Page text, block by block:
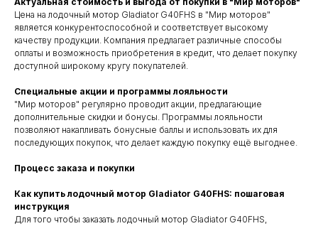
Цена на лодочный мотор Gladiator G40FHS в "Мир моторов"
является конкурентоспособной и соответствует высокому
качеству продукции. Компания предлагает различные способы
оплаты и возможность приобретения в кредит, что делает покупку
доступной широкому кругу покупателей.
Специальные акции и программы лояльности
"Мир моторов" регулярно проводит акции, предлагающие
дополнительные скидки и бонусы. Программы лояльности
позволяют накапливать бонусные баллы и использовать их для
последующих покупок, что делает каждую покупку ещё выгоднее.
Процесс заказа и покупки
Как купить лодочный мотор Gladiator G40FHS: пошаговая
инструкция
Для того чтобы заказать лодочный мотор Gladiator G40FHS,